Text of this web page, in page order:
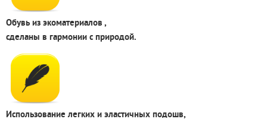
Обувь из экоматериалов ,
сделаны в гармонии с природой.
Использование легких и эластичных подошв,